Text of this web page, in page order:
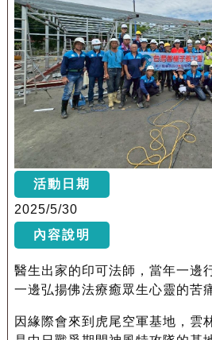
活動日期
2025/5/30
內容說明
醫生出家的印可法師，當年一邊
一邊弘揚佛法療癒眾生心靈的苦
因緣際會來到虎尾空軍基地，雲